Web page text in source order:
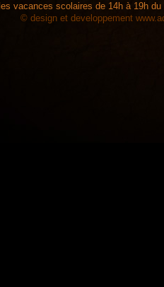
les vacances scolaires de 14h à 19h
© design et developpement